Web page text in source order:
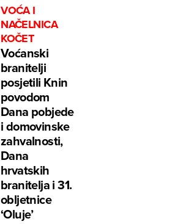
VOĆA I
NAČELNICA
KOČET
Voćanski
branitelji
posjetili Knin
povodom
Dana pobjede
i domovinske
zahvalnosti,
Dana
hrvatskih
branitelja i 31.
obljetnice
‘Oluje’